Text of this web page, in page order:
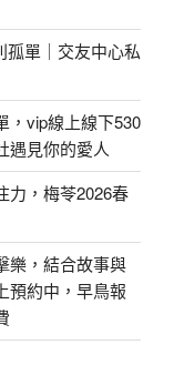
孤單｜交友中心私
，vip線上線下530
遇見你的愛人
力，梅苓2026春
樂，結合故事與
預約中，早鳥報